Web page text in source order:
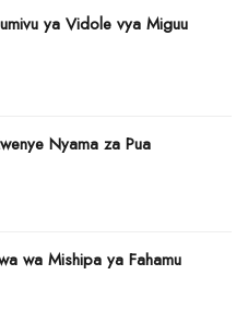
ya Vidole vya Miguu
Nyama za Pua
wa Mishipa ya Fahamu